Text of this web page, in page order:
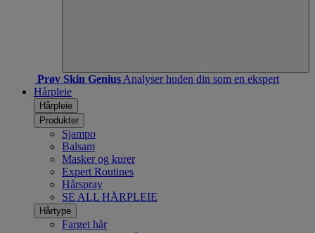
Prøv Skin Genius Analyser huden din som en ekspert
Hårpleie
Hårpleie
Produkter
Sjampo
Balsam
Masker og kurer
Expert Routines
Hårspray
SE ALL HÅRPLEIE
Hårtype
Farget hår